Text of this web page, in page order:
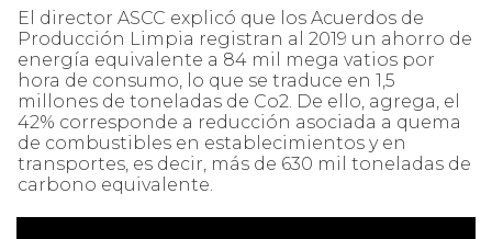
El director ASCC explicó que los Acuerdos de
Producción Limpia registran al 2019 un ahorro de
energía equivalente a 84 mil mega vatios por
hora de consumo, lo que se traduce en 1,5
millones de toneladas de Co2. De ello, agrega, el
42% corresponde a reducción asociada a quema
de combustibles en establecimientos y en
transportes, es decir, más de 630 mil toneladas de
carbono equivalente.